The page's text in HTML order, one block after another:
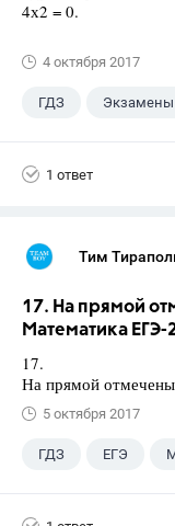
4х2 = 0.
4 октября 2017
ГДЗ Экзамены
1 ответ
Тим
17. На прямой
Математика
17.
На прямой
5 октября 2017
ГДЗ ЕГЭ